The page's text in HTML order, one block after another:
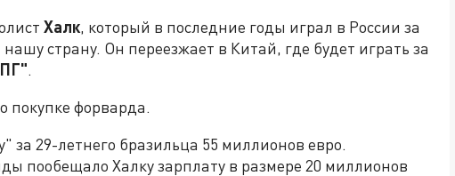
Халк, который в последние годы играл в России за
страну. Он переезжает в Китай, где будет играть за
.
покупке форварда.
29-летнего бразильца 55 миллионов евро.
пообещало Халку зарплату в размере 20 миллионов